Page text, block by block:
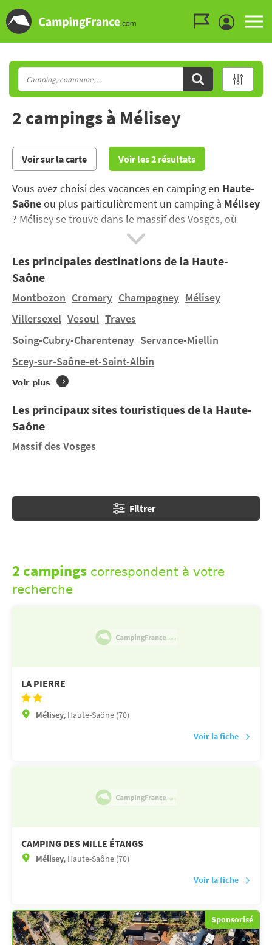
2 campings à Mélisey
Voir sur la carte Voir les 2 résultats
Vous avez choisi des vacances en camping en Haute-
Saôneou plus particulièrement un camping à Mélisey
? Mélisey se trouve dans le massif des Vosges, où
grands espaces et nature généreuse se côtoient..
Vos vacances en Haute-Saône vous permettront de
profiter d’un cadre naturel aux paysages variés,
propice à de longues randonnées parmi les
Vous souhaitez un séjour un séjour en tente, une
location mobil-home à Mélisey
taille humaine ? Vous trouverez 2 campings à
et 1 camping à proximité. Découvrez LA PIERRE,
VOSGES DU SUD situé àChampagney à 8,35 km.
Les principales destinations de la Haute-
Saône
Montbozon Cromary Champagney Mélisey
Villersexel Vesoul Traves
Soing-Cubry-Charentenay Servance-Miellin
Scey-sur-Saône-et-Saint-Albin
Voir plus
Les principaux sites touristiques de la Haute-
Saône
Massif des Vosges
Filtrer
2 campings correspondent à votre
recherche
LA PIERRE
Mélisey, Haute-Saône (70)
Voir la fiche
CAMPING DES MILLE ÉTANGS
Mélisey, Haute-Saône (70)
Voir la fiche
Sponsorisé